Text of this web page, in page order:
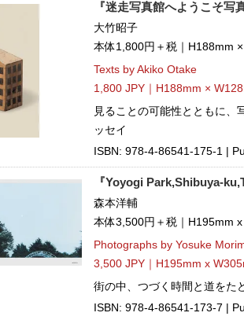
『迷走写真館へようこそ写
大竹昭子
本体1,800円＋税｜H188mm
Texts by Akiko Otake
1,800 JPY｜H188mm ×
見ることの可能性とともに、
ッセイ
ISBN: 978-4-86541-175-1 |
『Yoyogi Park,Shibuya-
森本洋輔
本体3,500円＋税｜H195mm
Photographs by Yosuke
3,500 JPY｜H195mm x
街の中、つづく時間と道をた
ISBN: 978-4-86541-173-7 |